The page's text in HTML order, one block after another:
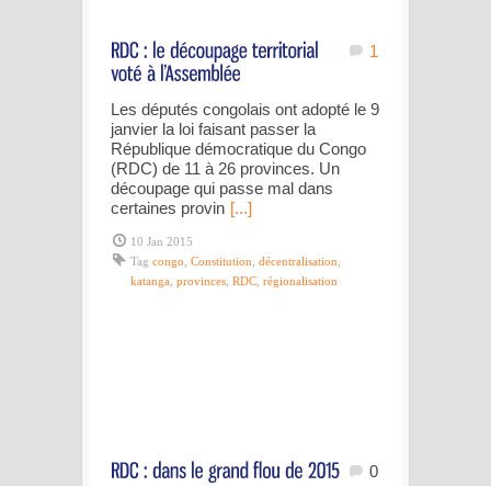
1
Les députés congolais ont adopté le 9
janvier la loi faisant passer la
République démocratique du Congo
(RDC) de 11 à 26 provinces. Un
découpage qui passe mal dans
certaines provin [...]
10 Jan 2015
Tag congo Constitution décentralisation
katanga provinces RDC régionalisation
0